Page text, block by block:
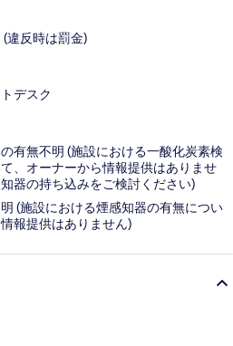
違反時は罰金)
デスク
有無不明 (施設における一酸化炭素検
、オーナーから情報提供はありませ
器の持ち込みをご検討ください)
(施設における煙感知器の有無につい
報提供はありません)